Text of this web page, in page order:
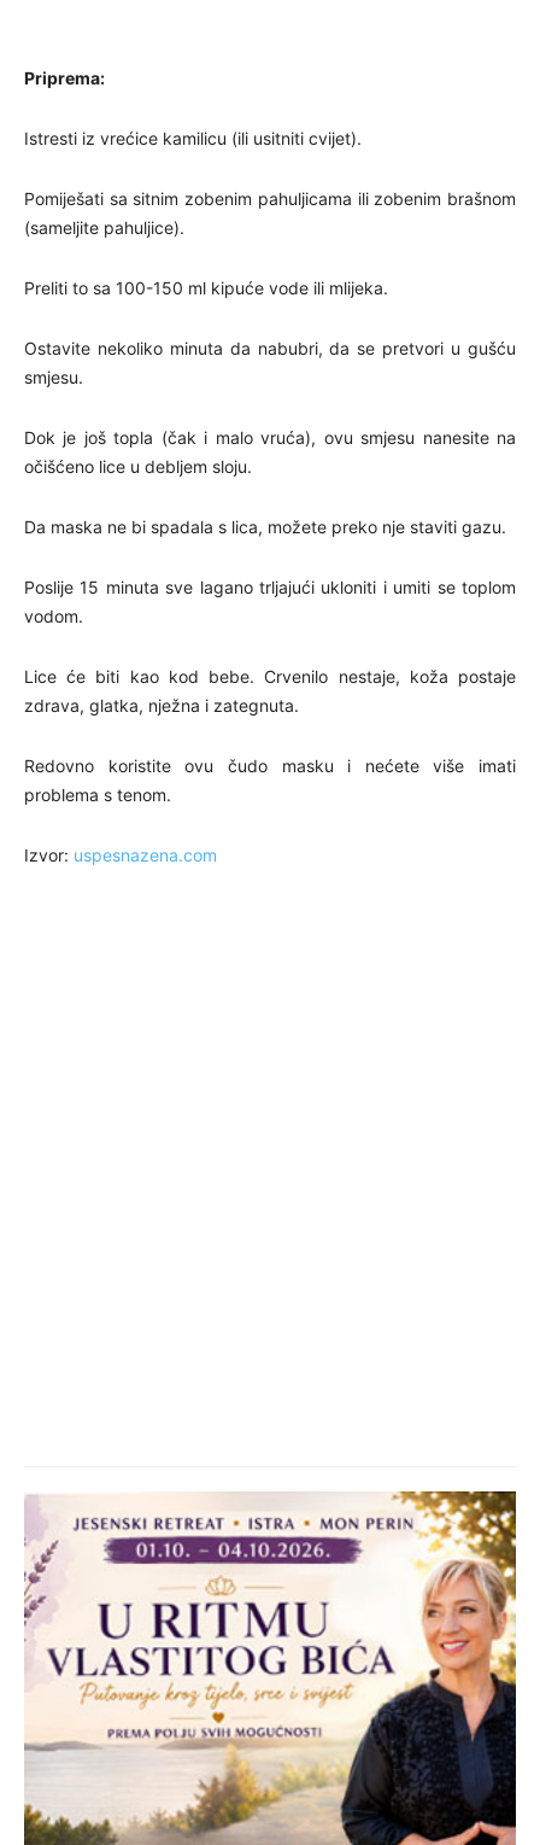
Priprema:
Istresti iz vrećice kamilicu (ili usitniti cvijet).
Pomiješati sa sitnim zobenim pahuljicama ili zobenim brašnom
(sameljite pahuljice).
Preliti to sa 100-150 ml kipuće vode ili mlijeka.
Ostavite nekoliko minuta da nabubri, da se pretvori u gušću
smjesu.
Dok je još topla (čak i malo vruća), ovu smjesu nanesite na
očišćeno lice u debljem sloju.
Da maska ne bi spadala s lica, možete preko nje staviti gazu.
Poslije 15 minuta sve lagano trljajući ukloniti i umiti se toplom
vodom.
Lice će biti kao kod bebe. Crvenilo nestaje, koža postaje
zdrava, glatka, nježna i zategnuta.
Redovno koristite ovu čudo masku i nećete više imati
problema s tenom.
Izvor: uspesnazena.com